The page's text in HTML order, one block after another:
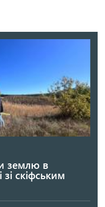
землю в
зі скіфським